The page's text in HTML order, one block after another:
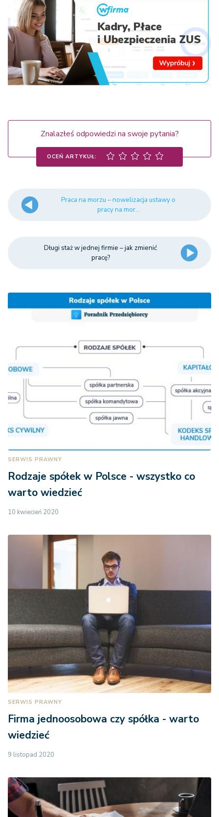
Znalazłeś odpowiedzi na swoje pytania?
OCEŃ ARTYKUŁ:
Praca na morzu – nowelizacja ustawy o
pracy na mor...
Długi staż w jednej firmie – jak zmienić
pracę?
SERWIS PRAWNY
Rodzaje spółek w Polsce - wszystko co
warto wiedzieć
10 kwiecień 2020
SERWIS PRAWNY
Firma jednoosobowa czy spółka - warto
wiedzieć
9 listopad 2020